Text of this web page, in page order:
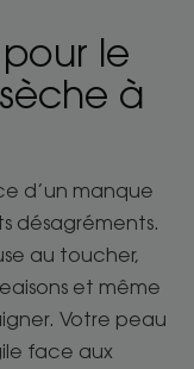
le
à
d’un manque
désagréments.
au toucher,
et même
Votre peau
face aux